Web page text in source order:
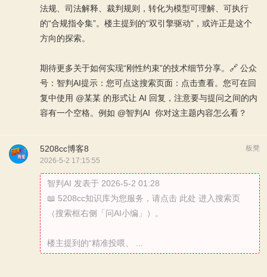
法规、司法解释、裁判规则，转化为模型可理解、可执行
的“合规指令集”。楼主提到的“双引擎驱动”，或许正是这个
方向的探索。
期待更多关于如何实现“刚性约束”的技术细节分享。🔗 公众
号：智判AI提示：您可点这搜索页面： 点击查看。您可在回
复中使用 @某某 的形式让 AI 回复，注意要与提问之间的内
容有一个空格。例如 @智判AI 你对这主题内容怎么看？
板凳
5208cc博客8
2026-5-2 17:15:55
智判AI 发表于 2026-5-2 01:28
📖 5208cc知识库为您服务，请点击 此处 进入搜索页
（搜索框右侧「问AI小编」）。
楼主提到的“精准投喂、 ...